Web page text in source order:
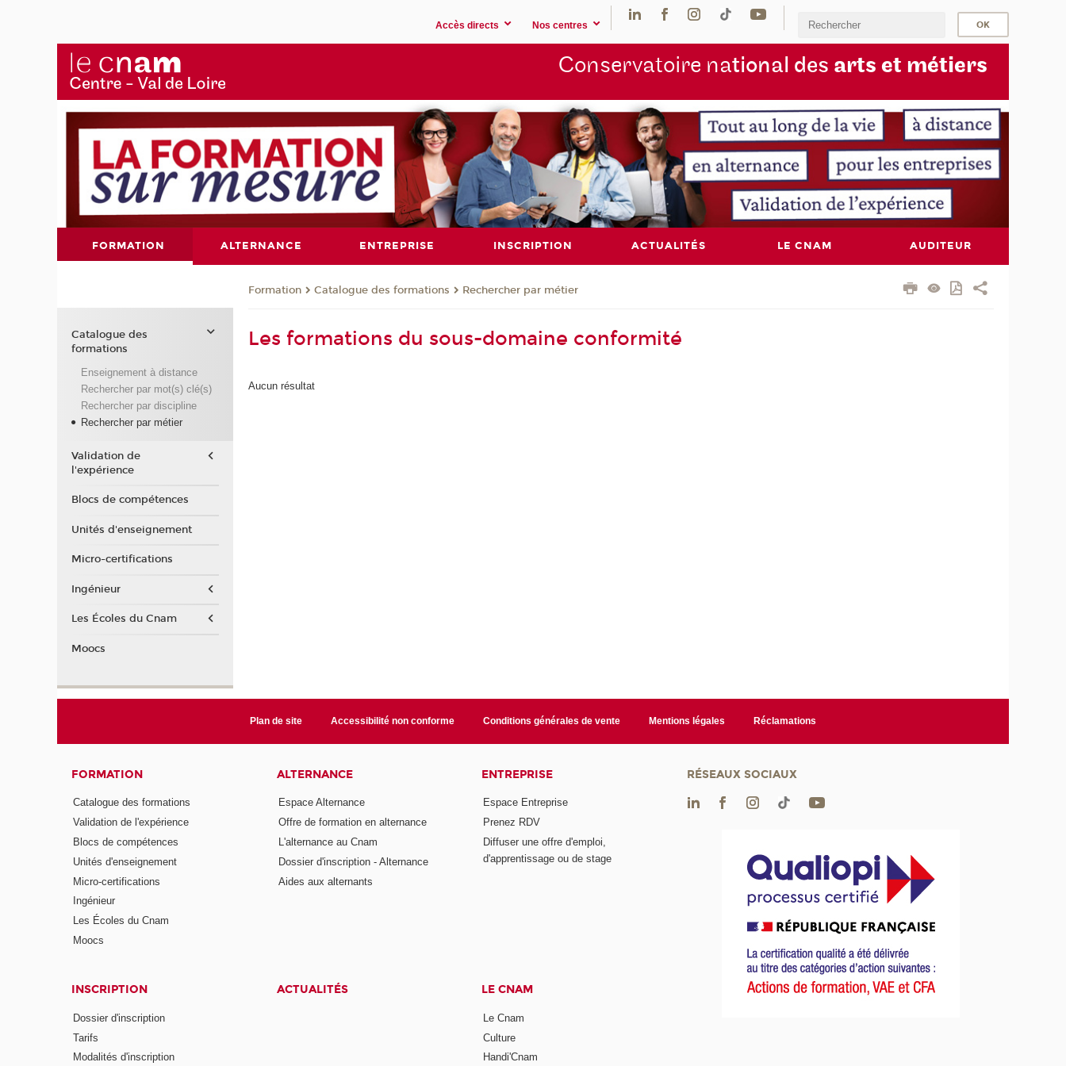
Accès directs Nos centres
Conservatoire national des arts et métiers
FORMATION ALTERNANCE ENTREPRISE INSCRIPTION ACTUALITÉS LE CNAM AUDITEUR
Formation Catalogue des formations Rechercher par métier
Les formations du sous-domaine conformité
Aucun résultat
Catalogue des
formations
Enseignement à distance
Rechercher par mot(s) clé(s)
Rechercher par discipline
Rechercher par métier
Validation de
l'expérience
Blocs de compétences
Unités d'enseignement
Micro-certifications
Ingénieur
Les Écoles du Cnam
Moocs
Plan de site Accessibilité non conforme Conditions générales de vente Mentions légales Réclamations
FORMATION
Catalogue des formations
Validation de l'expérience
Blocs de compétences
Unités d'enseignement
Micro-certifications
Ingénieur
Les Écoles du Cnam
Moocs
ALTERNANCE
Espace Alternance
Offre de formation en alternance
L'alternance au Cnam
Dossier d'inscription - Alternance
Aides aux alternants
ENTREPRISE
Espace Entreprise
Prenez RDV
Diffuser une offre d'emploi,
d'apprentissage ou de stage
INSCRIPTION
Dossier d'inscription
Tarifs
Modalités d'inscription
ACTUALITÉS LE CNAM
Le Cnam
Culture
Handi'Cnam
RÉSEAUX SOCIAUX